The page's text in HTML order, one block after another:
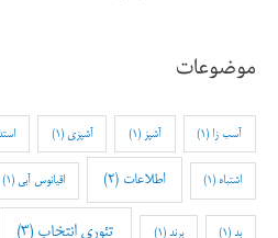
موضوعات
آسب زا (1) آشپز (1) آشپزی (1)
اشتباه (1) اطلاعات (2) اقیانوس آبی (1)
بد(1) برند (1) تئوری انتخاب (3)